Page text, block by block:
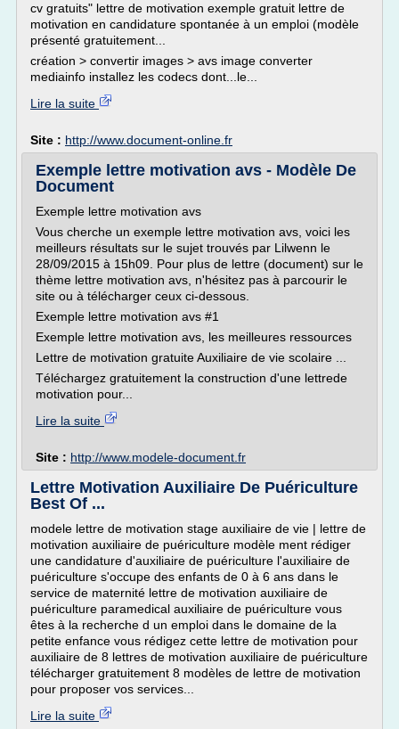
cv gratuits" lettre de motivation exemple gratuit lettre de
motivation en candidature spontanée à un emploi (modèle
présenté gratuitement...
création > convertir images > avs image converter
mediainfo installez les codecs dont...le...
Lire la suite
Site : http://www.document-online.fr
Exemple lettre motivation avs - Modèle De
Document
Exemple lettre motivation avs
Vous cherche un exemple lettre motivation avs, voici les
meilleurs résultats sur le sujet trouvés par Lilwenn le
28/09/2015 à 15h09. Pour plus de lettre (document) sur le
thème lettre motivation avs, n'hésitez pas à parcourir le
site ou à télécharger ceux ci-dessous.
Exemple lettre motivation avs #1
Exemple lettre motivation avs, les meilleures ressources
Lettre de motivation gratuite Auxiliaire de vie scolaire ...
Téléchargez gratuitement la construction d'une lettrede
motivation pour...
Lire la suite
Site : http://www.modele-document.fr
Lettre Motivation Auxiliaire De Puériculture
Best Of ...
modele lettre de motivation stage auxiliaire de vie | lettre de
motivation auxiliaire de puériculture modèle ment rédiger
une candidature d'auxiliaire de puériculture l'auxiliaire de
puériculture s'occupe des enfants de 0 à 6 ans dans le
service de maternité lettre de motivation auxiliaire de
puériculture paramedical auxiliaire de puériculture vous
êtes à la recherche d un emploi dans le domaine de la
petite enfance vous rédigez cette lettre de motivation pour
auxiliaire de 8 lettres de motivation auxiliaire de puériculture
télécharger gratuitement 8 modèles de lettre de motivation
pour proposer vos services...
Lire la suite